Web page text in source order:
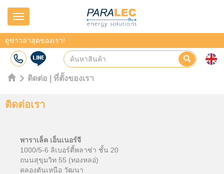
Navigation
ดูข่าวล่าสุดของเรา!
ติดต่อ | ที่ตั้งของเรา
ติดต่อเรา
พาราเล็ค เอ็นเนอร์จี
1000/5-6 ลิเบอร์ตี้พลาซ่า ชั้น 20
ถนนสุขุมวิท 55 (ทองหลอ่)
คลองตันเหนือ วัฒนา